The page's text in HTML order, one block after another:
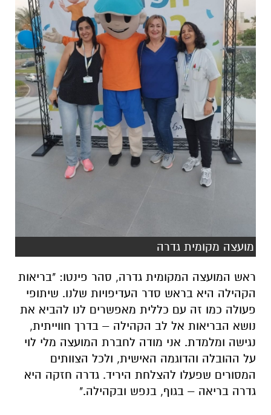
מועצה מקומית גדרה
ראש המועצה המקומית גדרה, סהר פינטו: "בריאות
הקהילה היא בראש סדר העדיפויות שלנו. שיתופי
פעולה כמו זה עם כללית מאפשרים לנו להביא את
נושא הבריאות אל לב הקהילה – בדרך חווייתית,
נגישה ומלמדת. אני מודה לחברת המועצה מלי לוי
על ההובלה והדוגמה האישית, ולכל הצוותים
המסורים שפעלו להצלחת היריד. גדרה חזקה היא
גדרה בריאה – בגוף, בנפש ובקהילה."